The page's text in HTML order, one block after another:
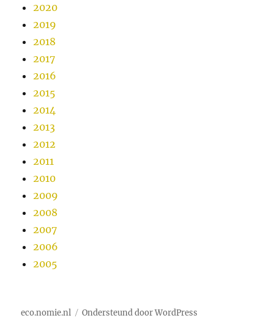
2020
2019
2018
2017
2016
2015
2014
2013
2012
2011
2010
2009
2008
2007
2006
2005
eco.nomie.nl Ondersteund door WordPress